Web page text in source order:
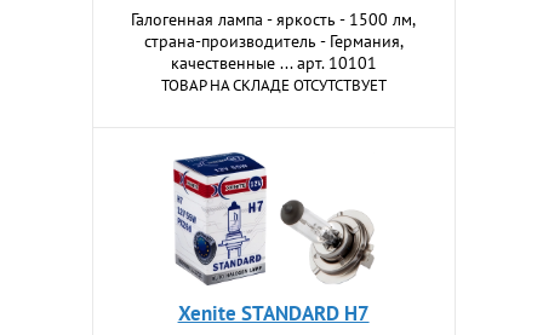
Галогенная лампа - яркость - 1500 лм,
страна-производитель - Германия,
качественные ... арт. 10101
ТОВАР НА СКЛАДЕ ОТСУТСТВУЕТ
Xenite STANDARD H7